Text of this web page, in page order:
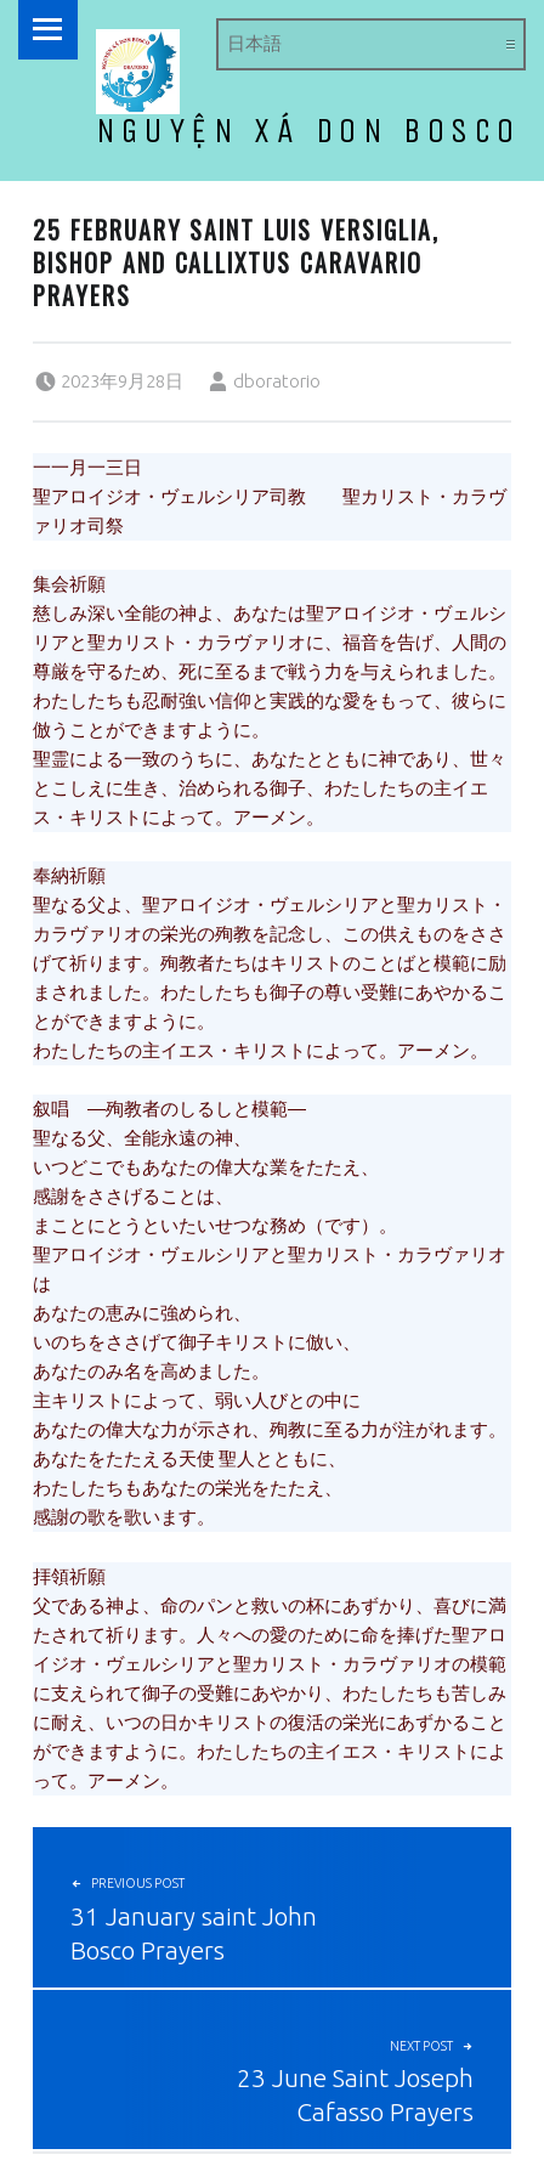
NGUYỆN XÁ DON BOSCO
25 FEBRUARY SAINT LUIS VERSIGLIA,
BISHOP AND CALLIXTUS CARAVARIO
PRAYERS
2023年9月28日 dboratorio
一一月一三日
聖アロイジオ・ヴェルシリア司教 聖カリスト・カラヴ
ァリオ司祭
集会祈願
慈しみ深い全能の神よ、あなたは聖アロイジオ・ヴェルシ
リアと聖カリスト・カラヴァリオに、福音を告げ、人間の
尊厳を守るため、死に至るまで戦う力を与えられました。
わたしたちも忍耐強い信仰と実践的な愛をもって、彼らに
倣うことができますように。
聖霊による一致のうちに、あなたとともに神であり、世々
とこしえに生き、治められる御子、わたしたちの主イエ
ス・キリストによって。アーメン。
奉納祈願
聖なる父よ、聖アロイジオ・ヴェルシリアと聖カリスト・
カラヴァリオの栄光の殉教を記念し、この供えものをささ
げて祈ります。殉教者たちはキリストのことばと模範に励
まされました。わたしたちも御子の尊い受難にあやかるこ
とができますように。
わたしたちの主イエス・キリストによって。アーメン。
叙唱 ―殉教者のしるしと模範―
聖なる父、全能永遠の神、
いつどこでもあなたの偉大な業をたたえ、
感謝をささげることは、
まことにとうといたいせつな務め（です）。
聖アロイジオ・ヴェルシリアと聖カリスト・カラヴァリオ
は
あなたの恵みに強められ、
いのちをささげて御子キリストに倣い、
あなたのみ名を高めました。
主キリストによって、弱い人びとの中に
あなたの偉大な力が示され、殉教に至る力が注がれます。
あなたをたたえる天使 聖人とともに、
わたしたちもあなたの栄光をたたえ、
感謝の歌を歌います。
拝領祈願
父である神よ、命のパンと救いの杯にあずかり、喜びに満
たされて祈ります。人々への愛のために命を捧げた聖アロ
イジオ・ヴェルシリアと聖カリスト・カラヴァリオの模範
に支えられて御子の受難にあやかり、わたしたちも苦しみ
に耐え、いつの日かキリストの復活の栄光にあずかること
ができますように。わたしたちの主イエス・キリストによ
って。アーメン。
投稿ナビゲーション
PREVIOUS POST
31 January saint John
Bosco Prayers
NEXT POST
23 June Saint Joseph
Cafasso Prayers